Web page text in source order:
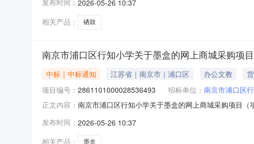
名称:江苏省南京市浦口区报价起止时间:-二、采购单位
发布时间： 2026-05-26 10:37
相关产品：
硒鼓
南京市浦口区行知小学关于墨盒的网上商城采购项
中标｜中标通知 江苏省｜南京市｜浦口区 办公文教
项目编号： 2861101000028536493 招标单位： 南京市浦口区
正文内容： 南京市浦口区行知小学关于墨盒的网上商城采购项目
名称:江苏省南京市浦口区报价起止时间:-二、采购单位
发布时间： 2026-05-26 10:37
相关产品：
墨盒